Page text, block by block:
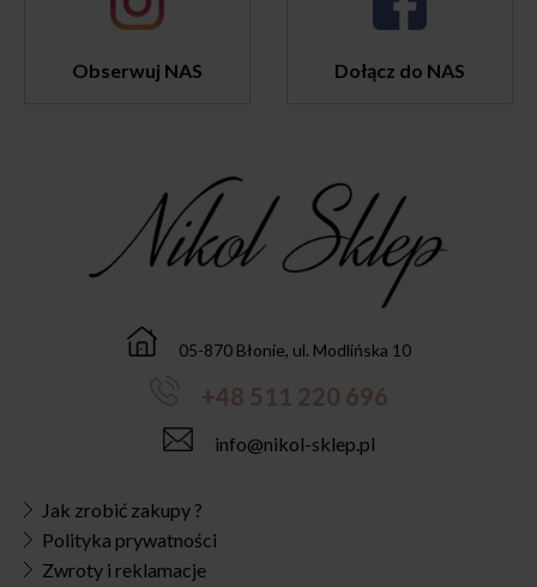
Obserwuj NAS Dołącz do NAS
05-870 Błonie, ul. Modlińska 10
+48 511 220 696
info@nikol-sklep.pl
Jak zrobić zakupy ?
Polityka prywatności
Zwroty i reklamacje